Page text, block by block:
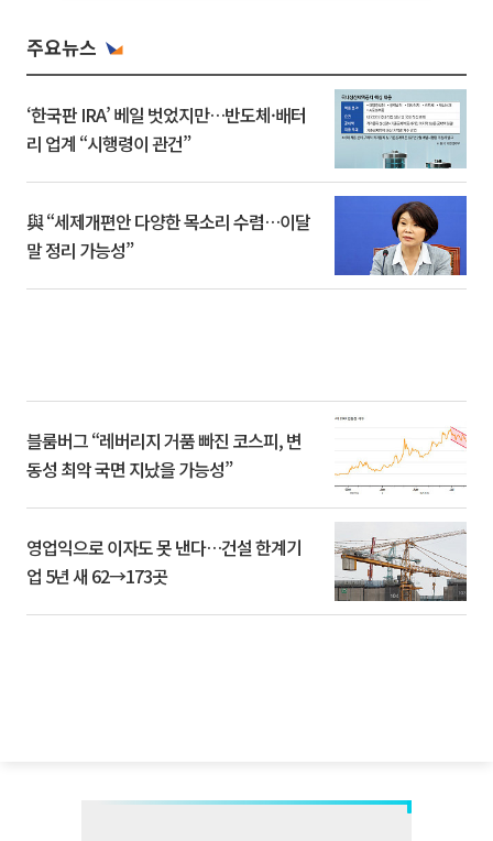
주요뉴스
‘한국판 IRA’ 베일 벗었지만…반도체·배터
리 업계 “시행령이 관건”
與 “세제개편안 다양한 목소리 수렴…이달
말 정리 가능성”
블룸버그 “레버리지 거품 빠진 코스피, 변
동성 최악 국면 지났을 가능성”
영업익으로 이자도 못 낸다…건설 한계기
업 5년 새 62→173곳